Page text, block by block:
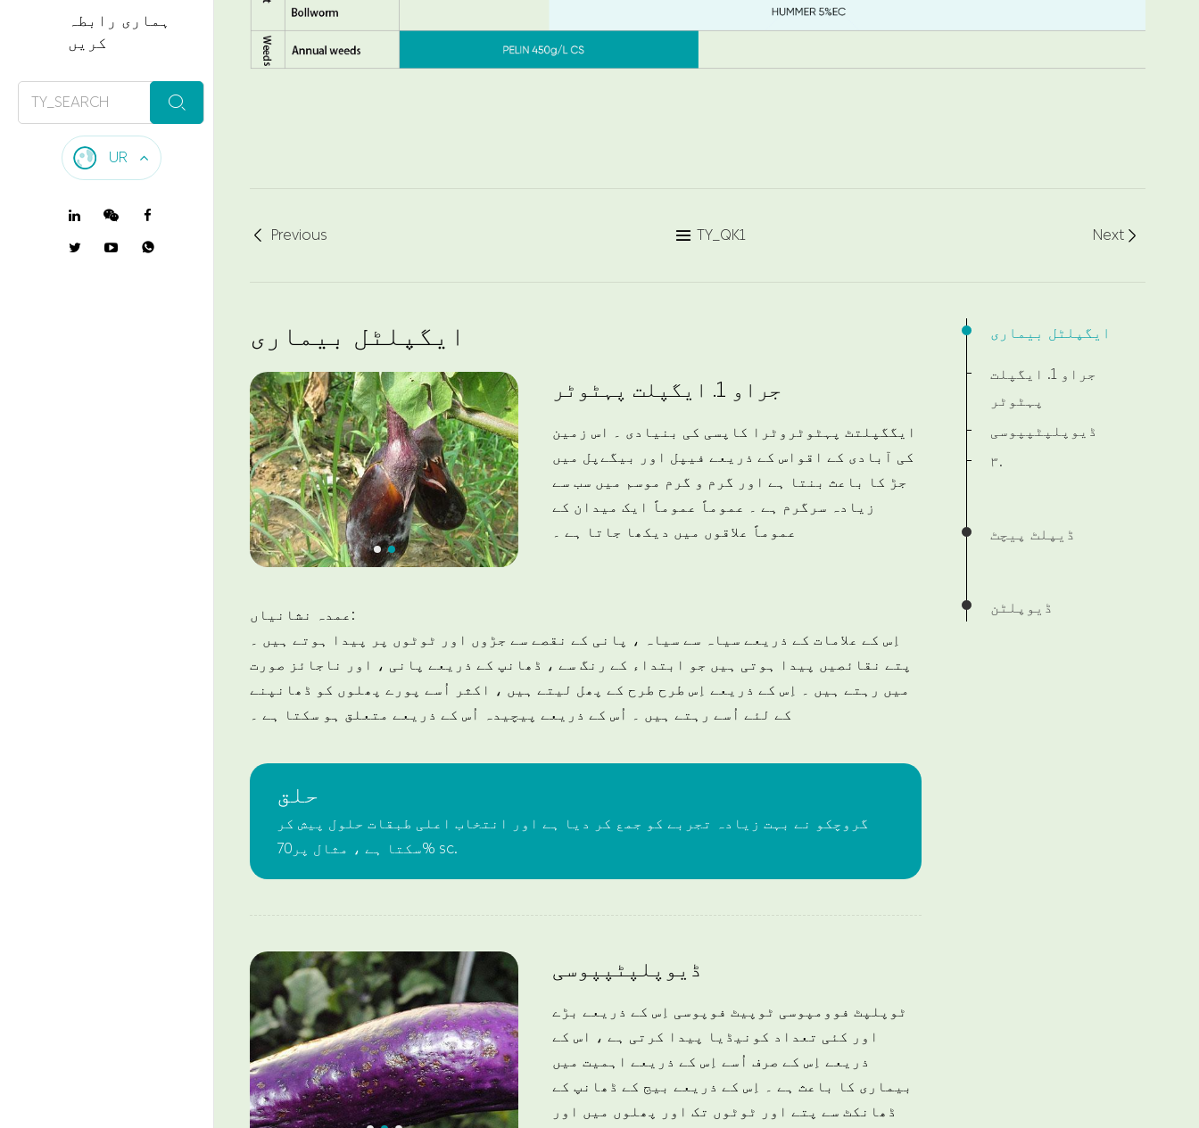
ہماری رابطہ
کریں

UR

 Previous  TY_QK1 Next 
ایگپلٹل بیماری
جراو 1. ایگپلت پہٹوٹر
ایگگپلتٹ پہٹوٹروٹرا کاپسی کی بنیادی ۔ اس زمین
کی آبادی کے اقواس کے ذریعے فیپل اور بیگےپل میں
جڑ کا باعث بنتا ہے اور گرم و گرم موسم میں سب سے
زیادہ سرگرم ہے ۔ عموماً عموماً ایک میدان کے
عموماً علاقوں میں دیکھا جاتا ہے ۔
عمدہ نشانیاں:
اِس کے علامات کے ذریعے سیاہ سے سیاہ ، پانی کے نقصے سے جڑوں اور ٹوٹوں پر پیدا ہوتے ہیں ۔
پتے نقائصیں پیدا ہوتی ہیں جو ابتداء کے رنگ سے ، ڈھانپ کے ذریعے پانی ، اور ناجائز صورت
میں رہتے ہیں ۔ اِس کے ذریعے اِس طرح طرح کے پھل لیتے ہیں ، اکثر اُسے پورے پھلوں کو ڈھانپنے
کے لئے اُسے رہتے ہیں ۔ اُس کے ذریعے پیچیدہ اُس کے ذریعے متعلق ہو سکتا ہے ۔
حلق
گروچکو نے بہت زیادہ تجربے کو جمع کر دیا ہے اور انتخاب اعلی طبقات حلول پیش کر
سکتا ہے ، مثال پر70% sc.
ڈیوپلپٹپپوسی
ٹوپلپٹ فوومپوسی ٹوپیٹ فوپوسی اِس کے ذریعے بڑے
اور کئی تعداد کونیڈیا پیدا کرتی ہے ، اس کے
ذریعے اِس کے صرف اُسے اِس کے ذریعے اہمیت میں
بیماری کا باعث ہے ۔ اِس کے ذریعے بیج کے ڈھانپ کے
ڈھانکٹ سے پتے اور ٹوٹوں تک اور پھلوں میں اور
ایگپلٹل بیماری
جراو 1. ایگپلت
پہٹوٹر
ڈیوپلپٹپپوسی
۳.
ڈیپلٹ پیچٹ
ڈیوپلٹن